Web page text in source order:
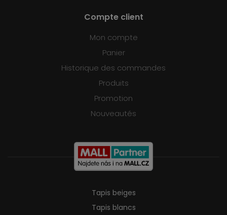
Compte client
Mon compte
Panier
Historique des commandes
Produits
Promotion
Nouveautés
Tapis beiges
Tapis blancs